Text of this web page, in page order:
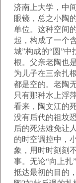
济南上大学，中
眼镜，总之小陶
单位。这种空间
起，构成了一个
城”构成的“圆”
根。父亲老陶也
为儿子在三余扎
都是空的。老陶
只有那种水上浮
看来，陶文江的
没有后代的祖坟
后的死法难免让
的时空调控中，
象，用时时刻刻
事。无论“向上扎
抵达最初的目的